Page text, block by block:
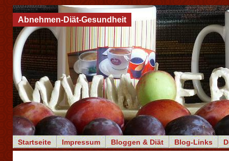
Startseite Impressum Bloggen & Diät Blog-Links
Abnehmen-Diät-Gesundheit